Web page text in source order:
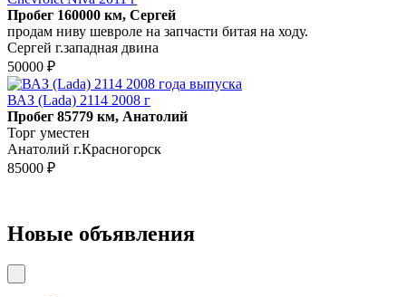
Пробег 160000 км, Сергей
продам ниву шевроле на запчасти битая на ходу.
Сергей г.западная двина
50000 ₽
ВАЗ (Lada) 2114 2008 г
Пробег 85779 км, Анатолий
Торг уместен
Анатолий г.Красногорск
85000 ₽
Новые объявления